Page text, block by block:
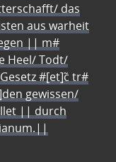
das
aus warheit
|| m#
Heel/ Todt/
#[et]c̃ tr#
gewissen/
|| durch